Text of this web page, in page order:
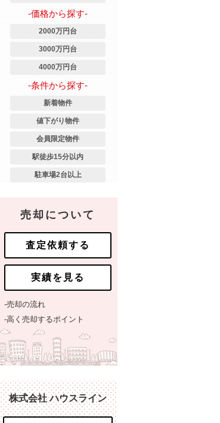
-価格から探す-
2000万円台
3000万円台
4000万円台
-条件から探す-
新着物件
値下がり物件
会員限定物件
駅徒歩15分以内
駐車場2台以上
売却について
査定依頼する
実績を見る
-売却の流れ
-高く売却するポイント
株式会社 ハウスライン